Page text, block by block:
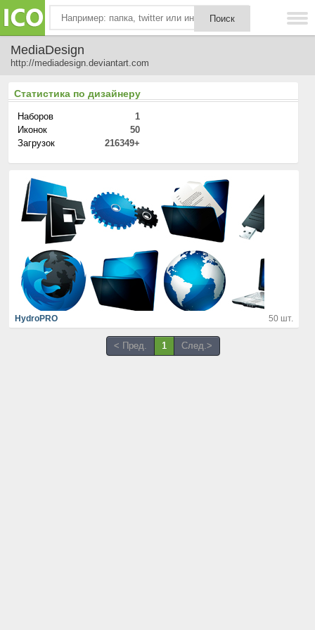
MediaDesign
http://mediadesign.deviantart.com
Статистика по дизайнеру
Наборов
1
Иконок
50
Загрузок
216349+
HydroPRO 50 шт.
< Пред. 1 След.>